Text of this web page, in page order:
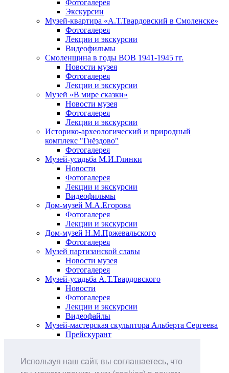
Используя наш сайт, вы соглашаетесь, что
Фотогалерея
Экскурсии
Музей-квартира «А.Т.Твардовский в Смоленске»
Фотогалерея
Лекции и экскурсии
Видеофильмы
Смоленщина в годы ВОВ 1941-1945 гг.
Новости музея
Фотогалерея
Лекции и экскурсии
Музей «В мире сказки»
Новости музея
Фотогалерея
Лекции и экскурсии
Историко-археологический и природный
комплекс "Гнёздово"
Фотогалерея
Музей-усадьба М.И.Глинки
Новости
Фотогалерея
Лекции и экскурсии
Видеофильмы
Дом-музей М.А.Егорова
Фотогалерея
Лекции и экскурсии
Дом-музей Н.М.Пржевальского
Фотогалерея
Музей партизанской славы
Новости музея
Фотогалерея
Музей-усадьба А.Т.Твардовского
Новости
Фотогалерея
Лекции и экскурсии
Видеофайлы
Музей-мастерская скульптора Альберта Сергеева
Прейскурант
Анонс мероприятий
Виртуальные выставки